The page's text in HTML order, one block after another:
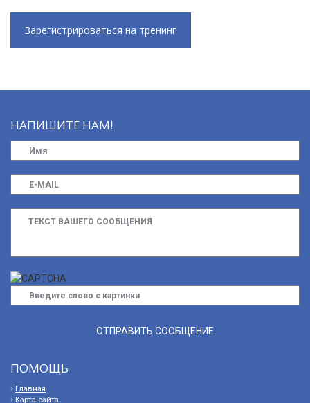
Зарегистрироваться на тренинг
НАПИШИТЕ НАМ!
ПОМОЩЬ
Главная
Карта сайта